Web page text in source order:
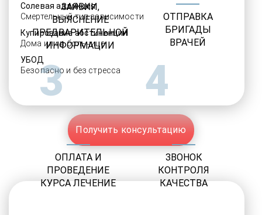
Солевая аддикция
Смертельный тип зависимости
Купирование абстиненции
Дома или в больнице
УБОД
Безопасно и без стресса
Получить консультацию
ЗАЯВКИ,
ВЫЯСНЕНИЕ
ПРЕДВАРИТЕЛЬНОЙ
ИНФОРМАЦИИ
ОТПРАВКА
БРИГАДЫ
ВРАЧЕЙ
3
ОПЛАТА И
ПРОВЕДЕНИЕ
КУРСА ЛЕЧЕНИЕ
4
ЗВОНОК
КОНТРОЛЯ
КАЧЕСТВА